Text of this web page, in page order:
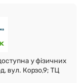
у фізичних
вул. Корзо,9; ТЦ